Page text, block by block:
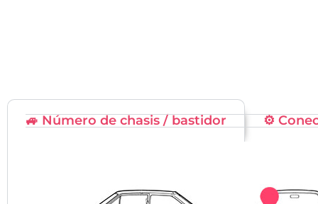
🚙 Número de chasis / bastidor ⚙️